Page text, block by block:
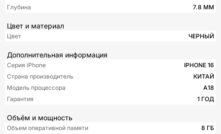
Глубина
7.8 ММ
Цвет и материал
Цвет ЧЕРНЫЙ
Дополнительная информация
Серия iPhone
IPHONE 16
Страна производитель
КИТАЙ
Модель процессора
A18
Гарантия
1 ГОД
Объём и мощность
Объем оперативной памяти
8 ГБ